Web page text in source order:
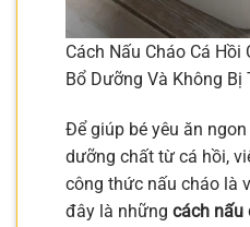
Cách Nấu Cháo Cá Hồi
Bổ Dưỡng Và Không Bị
Để giúp bé yêu ăn
dưỡng chất từ cá hồi,
công thức nấu cháo là
đây là những cách nấu